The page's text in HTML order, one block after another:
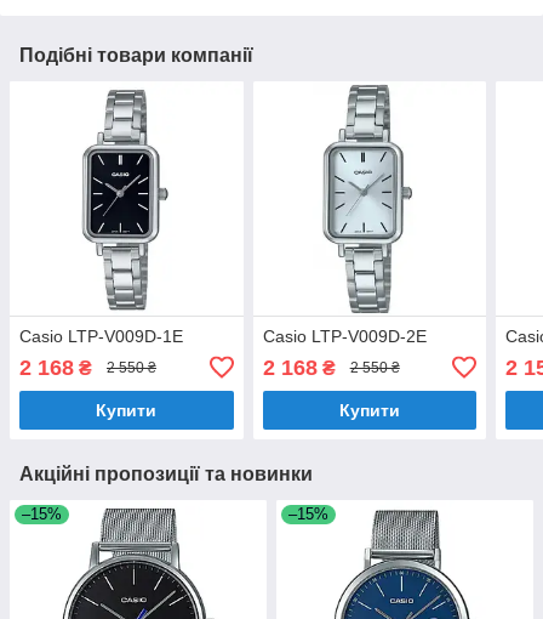
Подібні товари компанії
Casio LTP-V009D-1E
2 168 ₴ 2 550 ₴
Купити
Casio LTP-V009D-2E
2 168₴ 2 550 ₴
Купити
2
Акційні пропозиції та новинки
–15% –15%